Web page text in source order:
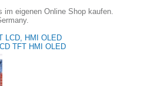
im eigenen Online Shop kaufen.
LCD, HMI OLED
TFT HMI OLED